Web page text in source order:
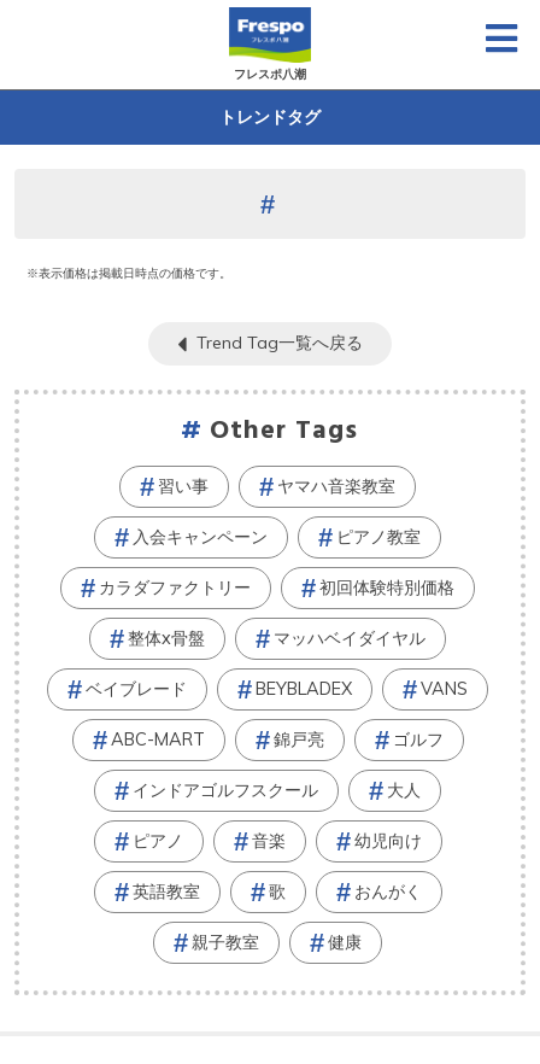
フレスポ八潮
トレンドタグ
※表示価格は掲載日時点の価格です。
Trend Tag一覧へ戻る
Other Tags
習い事 ヤマハ音楽教室
入会キャンペーン ピアノ教室
カラダファクトリー 初回体験特別価格
整体x骨盤 マッハベイダイヤル
ベイブレード BEYBLADEX VANS
ABC-MART 錦戸亮 ゴルフ
インドアゴルフスクール 大人
ピアノ 音楽 幼児向け
英語教室 歌 おんがく
親子教室 健康